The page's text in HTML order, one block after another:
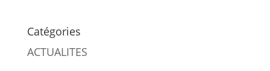
Catégories
ACTUALITES